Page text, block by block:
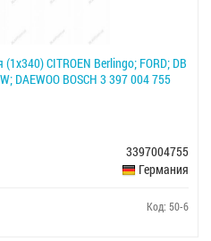
CITROEN Berlingo; FORD; DB
DAEWOO BOSCH 3 397 004 755
3397004755
Германия
Код: 50-6